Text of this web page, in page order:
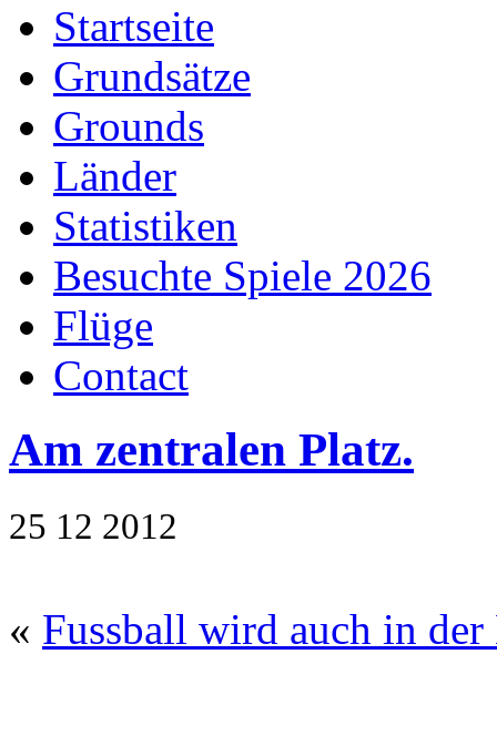
Startseite
Grundsätze
Grounds
Länder
Statistiken
Besuchte Spiele 2026
Flüge
Contact
Am zentralen Platz.
25 12 2012
« Fussball wird auch in